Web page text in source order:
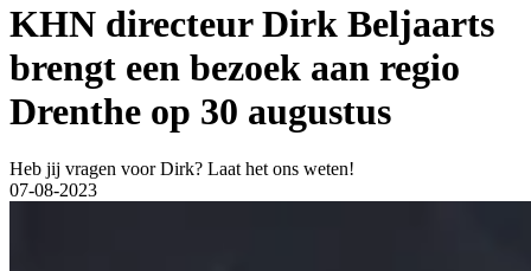
KHN directeur Dirk Beljaarts
brengt een bezoek aan regio
Drenthe op 30 augustus
Heb jij vragen voor Dirk? Laat het ons weten!
07-08-2023